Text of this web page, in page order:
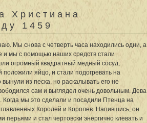
Христиана
1459
Мы снова с четверть часа находились одни, а
и мы с помощью наших средств стали
огромный квадратный медный сосуд,
яйцо, и стали подогревать на
из песка, но раскалывать его не
сам и выглядел очень довольным. Дева
Когда мы это сделали и посадили Птенца на
Королей и Королев. Напившись, он
перьями и стал чертовски энергично клевать и